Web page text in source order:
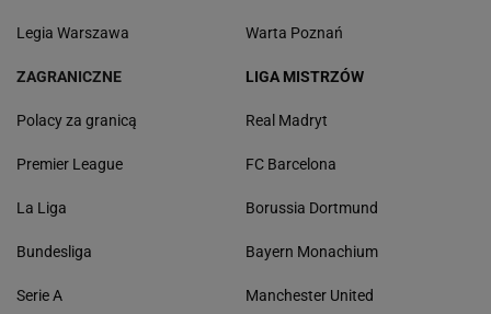
Legia Warszawa Warta Poznań
ZAGRANICZNE
Polacy za granicą
Premier League
La Liga
Bundesliga
Serie A
LIGA MISTRZÓW
Real Madryt
FC Barcelona
Borussia Dortmund
Bayern Monachium
Manchester United